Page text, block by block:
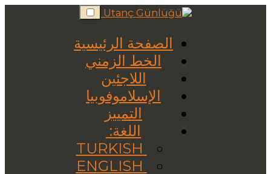
Skip
to
الصفحة الرئيسية
الخط الزمني
اللاجئين
الإسلاموفوبيا
التمييز
اللغة: